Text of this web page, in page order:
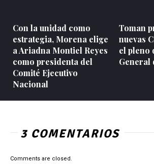
Con la unidad como
estrategia, Morena elige
a Ariadna Montiel Reyes
como presidenta del
Comité Ejecutivo
Nacional
Toman
nuevas
el pleno
General
3 COMENTARIOS
Comments are closed.